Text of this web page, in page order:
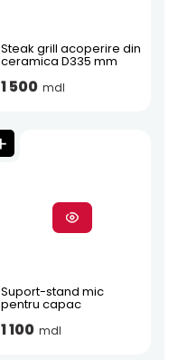
Steak grill acoperire din
ceramica D335 mm
1 500 mdl
Suport-stand mic
pentru capac
1 100 mdl